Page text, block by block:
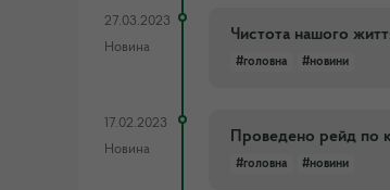
27.03.2023
Новина
Чистота нашого
#головна #новини
17.02.2023
Новина
Проведено рейд по
#головна #новини